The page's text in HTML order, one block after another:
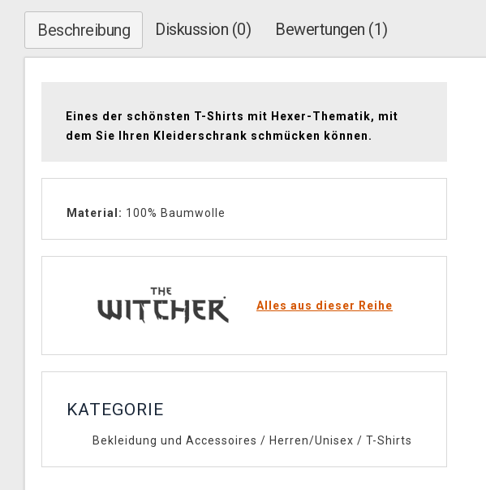
Beschreibung Diskussion (0) Bewertungen (1)
Eines der schönsten T-Shirts mit Hexer-Thematik, mit
dem Sie Ihren Kleiderschrank schmücken können.
Material: 100% Baumwolle
Alles aus dieser Reihe
KATEGORIE
Bekleidung und Accessoires / Herren/Unisex / T-Shirts